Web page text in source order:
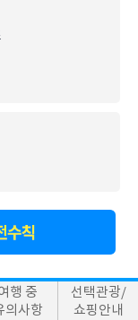
행 중
의사항
선택관광/
쇼핑안내